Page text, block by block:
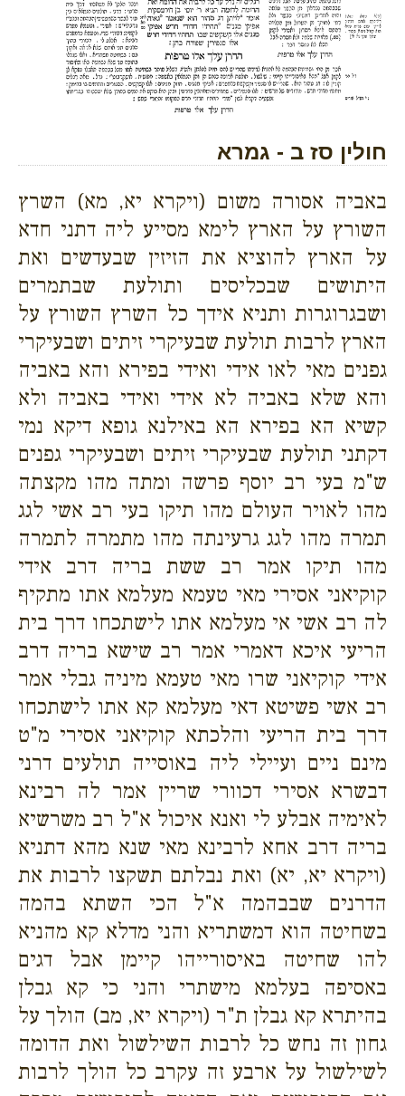
חולין סז ב - גמרא
באביה אסורה משום (ויקרא יא, מא) השרץ
השורץ על הארץ לימא מסייע ליה דתני חדא
על הארץ להוציא את הזיזין שבעדשים ואת
היתושים שבכליסים ותולעת שבתמרים
ושבגרוגרות ותניא אידך כל השרץ השורץ על
הארץ לרבות תולעת שבעיקרי זיתים ושבעיקרי
גפנים מאי לאו אידי ואידי בפירא והא באביה
והא שלא באביה לא אידי ואידי באביה ולא
קשיא הא בפירא הא באילנא גופא דיקא נמי
דקתני תולעת שבעיקרי זיתים ושבעיקרי גפנים
ש"מ בעי רב יוסף פרשה ומתה מהו מקצתה
מהו לאויר העולם מהו תיקו בעי רב אשי לגג
תמרה מהו לגג גרעינתה מהו מתמרה לתמרה
מהו תיקו אמר רב ששת בריה דרב אידי
קוקיאני אסירי מאי טעמא מעלמא אתו מתקיף
לה רב אשי אי מעלמא אתו לישתכחו דרך בית
הריעי איכא דאמרי אמר רב שישא בריה דרב
אידי קוקיאני שרו מאי טעמא מיניה גבלי אמר
רב אשי פשיטא דאי מעלמא קא אתו לישתכחו
דרך בית הריעי והלכתא קוקיאני אסירי מ"ט
מינם ניים ועיילי ליה באוסייה תולעים דרני
דבשרא אסירי דכוורי שריין אמר לה רבינא
לאימיה אבלע לי ואנא איכול א"ל רב משרשיא
בריה דרב אחא לרבינא מאי שנא מהא דתניא
(ויקרא יא, יא) ואת נבלתם תשקצו לרבות את
הדרנים שבבהמה א"ל הכי השתא בהמה
בשחיטה הוא דמשתריא והני מדלא קא מהניא
להו שחיטה באיסורייהו קיימן אבל דגים
באסיפה בעלמא מישתרי והני כי קא גבלן
בהיתרא קא גבלן ת"ר (ויקרא יא, מב) הולך על
גחון זה נחש כל לרבות השילשול ואת הדומה
לשילשול על ארבע זה עקרב כל הולך לרבות